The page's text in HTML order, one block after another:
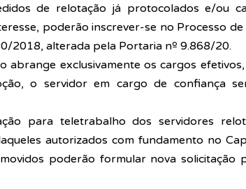
de relotação já protocolados e/ou
poderão inscrever-se no Processo
2018, alterada pela Portaria nº 9.868/20.
abrange exclusivamente os cargos
o servidor em cargo de confiança
para teletrabalho dos servidores
autorizados com fundamento no
poderão formular nova solicitação